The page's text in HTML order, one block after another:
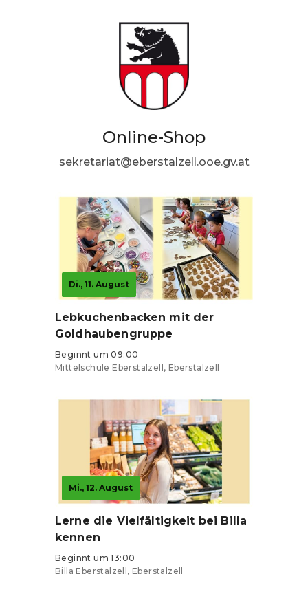
Online-Shop
sekretariat@eberstalzell.ooe.gv.at
Di., 11. August
Lebkuchenbacken mit der
Goldhaubengruppe
Beginnt um 09:00
Mittelschule Eberstalzell, Eberstalzell
Mi., 12. August
Lerne die Vielfältigkeit bei Billa
kennen
Beginnt um 13:00
Billa Eberstalzell, Eberstalzell